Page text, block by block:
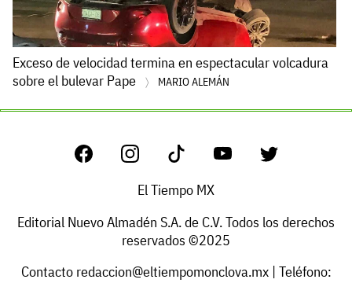
Exceso de velocidad termina en espectacular volcadura
sobre el bulevar Pape
MARIO ALEMÁN
El Tiempo MX
Editorial Nuevo Almadén S.A. de C.V. Todos los derechos
reservados ©2025
Contacto redaccion@eltiempomonclova.mx| Teléfono: